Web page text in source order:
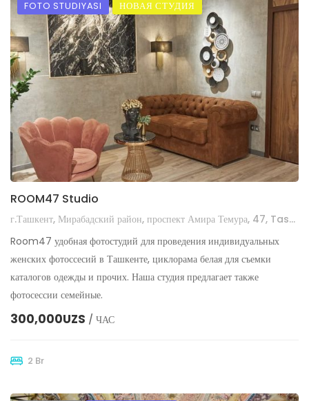
FOTO STUDIYASI НОВАЯ СТУДИЯ
ROOM47 Studio
г.Ташкент, Мирабадский район, проспект Амира Темура, 47, Tashkent 100047, Узбекистан
Room47 удобная фотостудий для проведения индивидуальных
женских фотоссесий в Ташкенте, циклорама белая для съемки
каталогов одежды и прочих. Наша студия предлагает также
фотосессии семейные.
300,000UZS / ЧАС
2 Br